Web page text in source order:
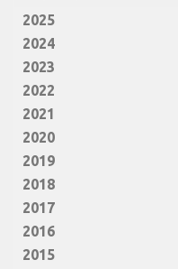
2025
2024
2023
2022
2021
2020
2019
2018
2017
2016
2015